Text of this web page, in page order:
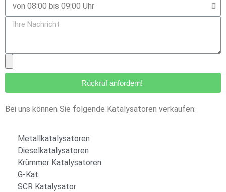
Rückruf anfordern!
Bei uns können Sie folgende Katalysatoren verkaufen:
Metallkatalysatoren
Dieselkatalysatoren
Krümmer Katalysatoren
G-Kat
SCR Katalysator